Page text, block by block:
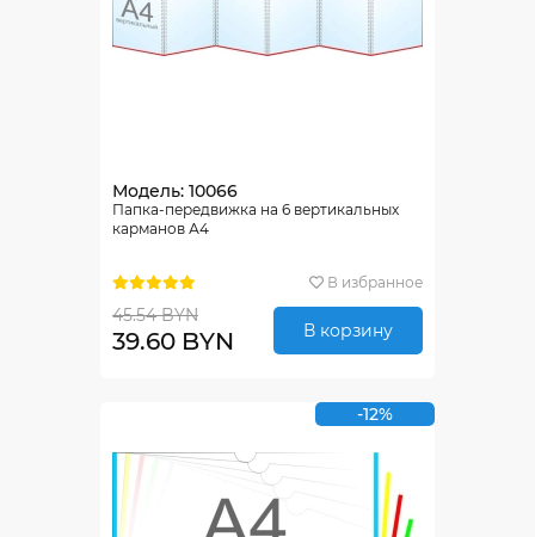
Модель: 10066
Папка-передвижка на 6 вертикальных
карманов А4
В избранное
45.54 BYN
39.60 BYN В корзину
-12%